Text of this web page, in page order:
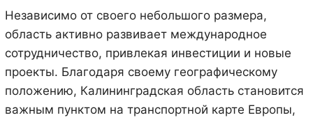
Независимо от своего небольшого размера,
область активно развивает международное
сотрудничество, привлекая инвестиции и новые
проекты. Благодаря своему географическому
положению, Калининградская область становится
важным пунктом на транспортной карте Европы,